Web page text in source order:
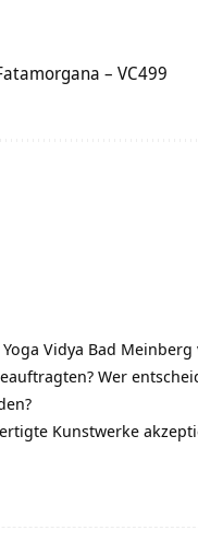
– VC499
Vidya Bad
Wer
Kunstwerke